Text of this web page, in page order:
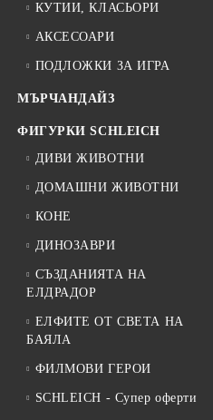
КУТИИ, КЛАСЬОРИ
АКСЕСОАРИ
ПОДЛОЖКИ ЗА ИГРА
МЪРЧАНДАЙЗ
ФИГУРКИ SCHLEICH
ДИВИ ЖИВОТНИ
ДОМАШНИ ЖИВОТНИ
КОНЕ
ДИНОЗАВРИ
СЪЗДАНИЯТА НА
ЕЛДРАДОР
ЕЛФИТЕ ОТ СВЕТА НА
БАЯЛА
ФИЛМОВИ ГЕРОИ
SCHLEICH - Супер оферти